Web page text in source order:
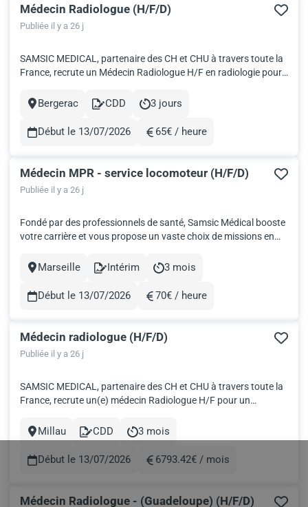
Médecin Radiologue (H/F/D)
Publiée il y a 26 j
SAMSIC MEDICAL, partenaire des CH et CHU à travers toute la
France, recrute un Médecin Radiologue H/F en radiologie pour
26/06 inclus sans astreinte : 2 687,48€ bruts Samsic Médical,
Ville
Bergerac
Contract
CDD
Durée
3 jours
Début le 13/07/2026
Rémunération
65€ / heure
Médecin MPR - service locomoteur (H/F/D)
Publiée il y a 26 j
Fondé par des professionnels de santé, Samsic Médical booste
votre carrière et vous propose un vaste choix de missions en
challenge professionnel selon vos compétences et vos envies!
Ville
Marseille
Contract
Intérim
Durée
3 mois
Début le 13/07/2026
Rémunération
70€ / heure
Médecin radiologue (H/F/D)
Publiée il y a 26 j
SAMSIC MEDICAL, partenaire des CH et CHU à travers toute la
France, recrute un(e) médecin Radiologue H/F pour un
possible Service d'imagerie : scanner, mammographie,
radiologie conventionnelle Rémunération : à définir
Indemnisation des fr...
Ville
Millau
Contract
CDD
Durée
3 mois
Début le 13/07/2026
Rémunération
6793.42€ / mois
Médecin Radiologue - (Guadeloupe) (H/F/D)